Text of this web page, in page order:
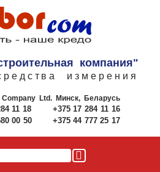
компания"
измерения
Ltd.Минск, Беларусь
11 18
+375 17 284 11 16
00 50 +375 44 777 25 17